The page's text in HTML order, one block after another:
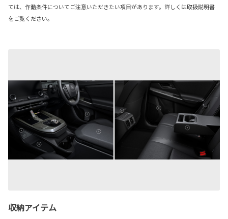
ては、作動条件についてご注意いただきたい項目があります。詳しくは取扱説明書
をご覧ください。
収納アイテム